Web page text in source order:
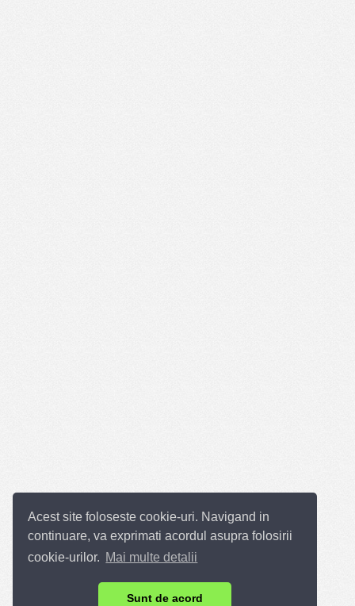
Acest site foloseste cookie-uri. Navigand in
continuare, va exprimati acordul asupra folosirii
cookie-urilor. Mai multe detalii
Sunt de acord